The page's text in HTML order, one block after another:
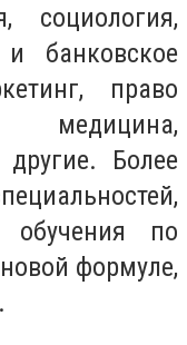
социология,
банковское
право
медицина,
Более
обучения по
формуле,
.